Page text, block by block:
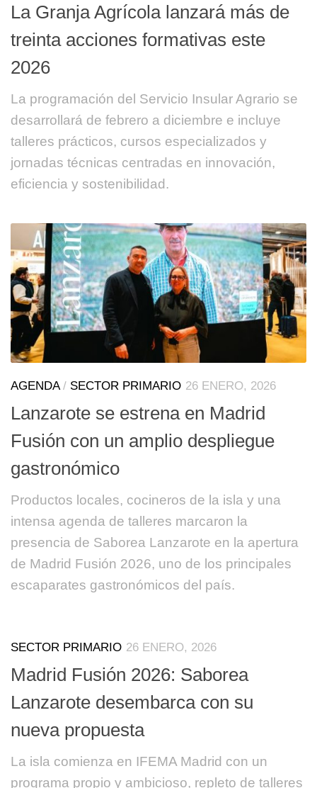
La Granja Agrícola lanzará más de
treinta acciones formativas este
2026
La programación del Servicio Insular Agrario se
desarrollará de febrero a diciembre e incluye
talleres prácticos, cursos especializados y
jornadas técnicas centradas en innovación,
eficiencia y sostenibilidad.
AGENDA/ SECTOR PRIMARIO 26 ENERO, 2026
Lanzarote se estrena en Madrid
Fusión con un amplio despliegue
gastronómico
Productos locales, cocineros de la isla y una
intensa agenda de talleres marcaron la
presencia de Saborea Lanzarote en la apertura
de Madrid Fusión 2026, uno de los principales
escaparates gastronómicos del país.
SECTOR PRIMARIO 26 ENERO, 2026
Madrid Fusión 2026: Saborea
Lanzarote desembarca con su
nueva propuesta
La isla comienza en IFEMA Madrid con un
programa propio y ambicioso, repleto de talleres